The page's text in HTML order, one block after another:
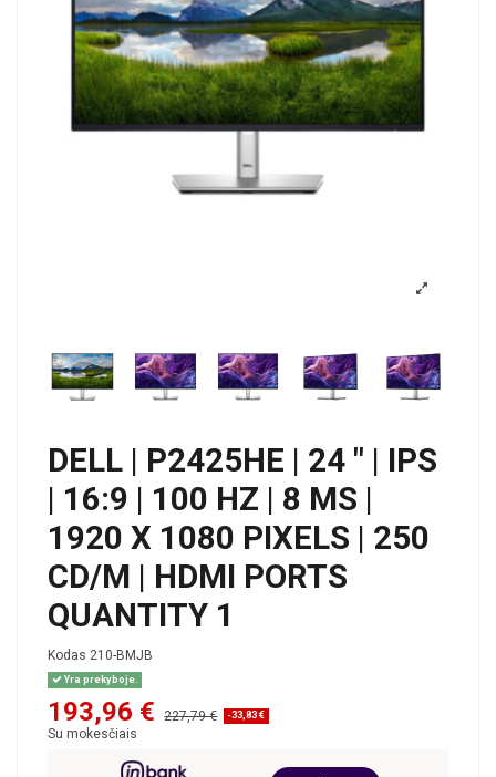
DELL | P2425HE | 24 " | IPS
| 16:9 | 100 HZ | 8 MS |
1920 X 1080 PIXELS | 250
CD/M | HDMI PORTS
QUANTITY 1
Kodas 210-BMJB
Yra prekyboje.
193,96 € 227,79 € -33,83 €
Su mokesčiais